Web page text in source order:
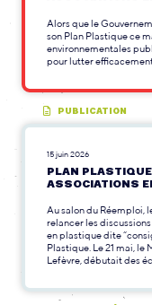
Alors que le
son Plan Plastique ce
environnementales
pour lutter
PUBLICATION
15 juin 2026
PLAN
ASSOCIATIONS
Au salon du Réemploi,
relancer les
en plastique dite
Plastique. Le 21 mai,
Lefèvre, débutait des